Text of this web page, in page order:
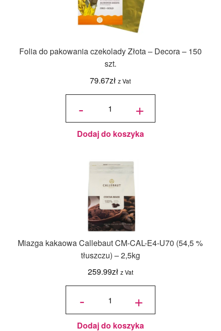
Folia do pakowania czekolady Złota – Decora – 150
szt.
79.67zł z Vat
-
ilość Folia
czekolady
Złota -
150 szt. +
Dodaj do koszyka
Miazga kakaowa Callebaut CM-CAL-E4-U70 (54,5 %
tłuszczu) – 2,5kg
259.99zł z Vat
-
ilość
Callebaut
CM-CAL-
E4-U70
(54,5 %
tłuszczu)
+
Dodaj do koszyka